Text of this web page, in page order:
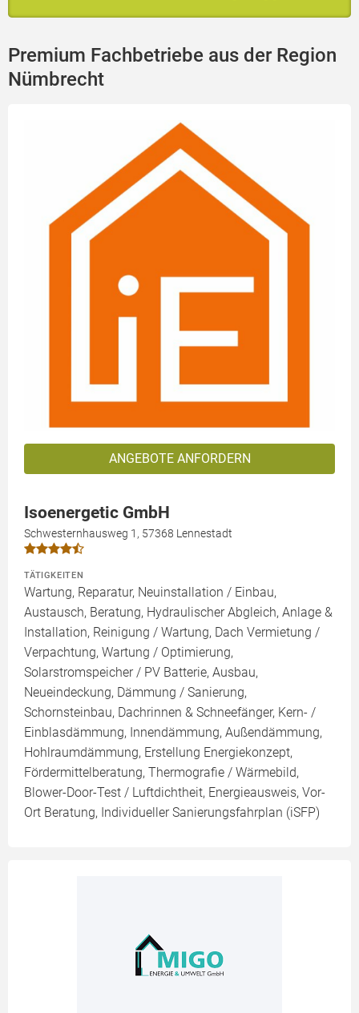
Premium Fachbetriebe aus der Region
Nümbrecht
ANGEBOTE ANFORDERN
Isoenergetic GmbH
Schwesternhausweg 1, 57368 Lennestadt
TÄTIGKEITEN
Wartung, Reparatur, Neuinstallation / Einbau,
Austausch, Beratung, Hydraulischer Abgleich, Anlage &
Installation, Reinigung / Wartung, Dach Vermietung /
Verpachtung, Wartung / Optimierung,
Solarstromspeicher / PV Batterie, Ausbau,
Neueindeckung, Dämmung / Sanierung,
Schornsteinbau, Dachrinnen & Schneefänger, Kern- /
Einblasdämmung, Innendämmung, Außendämmung,
Hohlraumdämmung, Erstellung Energiekonzept,
Fördermittelberatung, Thermografie / Wärmebild,
Blower-Door-Test / Luftdichtheit, Energieausweis, Vor-
Ort Beratung, Individueller Sanierungsfahrplan (iSFP)